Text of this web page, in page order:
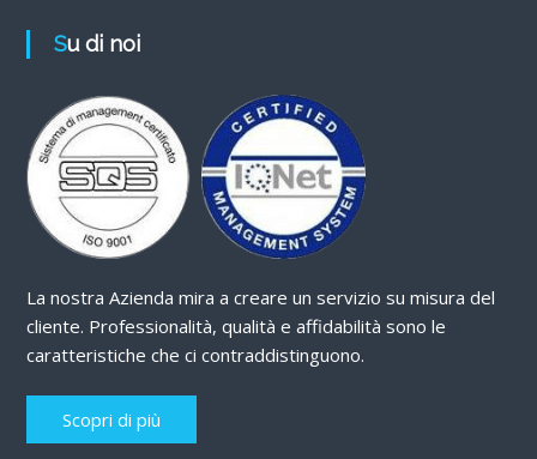
Su di noi
La nostra Azienda mira a creare un servizio su misura del
cliente. Professionalità, qualità e affidabilità sono le
caratteristiche che ci contraddistinguono.
Scopri di più